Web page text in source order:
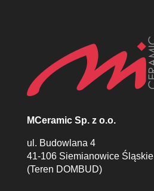
MCeramic Sp. z o.o.
ul. Budowlana 4
41-106 Siemianowice Śląskie
(Teren DOMBUD)